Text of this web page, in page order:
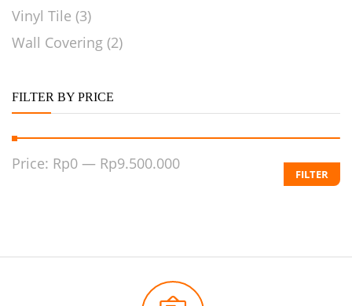
Vinyl Tile (3)
Wall Covering (2)
FILTER BY PRICE
FILTER
Price: Rp0 — Rp9.500.000